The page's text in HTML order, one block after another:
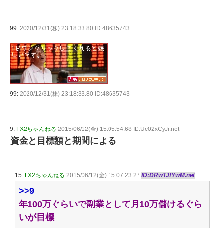
99: 2020/12/31(株) 23:18:33.80 ID:48635743
99: 2020/12/31(株) 23:18:33.80 ID:48635743
9: FX2ちゃんねる 2015/06/12(金) 15:05:54.68 ID:Uc02xCyJr.net
資金と目標額と期間による
15: FX2ちゃんねる 2015/06/12(金) 15:07:23.27 ID:DRwTJfYwM.net
>>9
年100万ぐらいで副業として月10万儲けるぐら
いが目標